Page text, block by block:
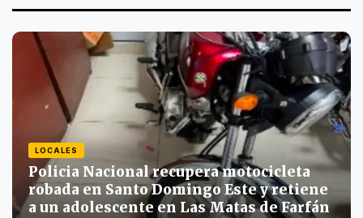
LOCALES
Policia Nacional recupera motocicleta
robada en Santo Domingo Este y retiene
a un adolescente en Las Matas de Farfán